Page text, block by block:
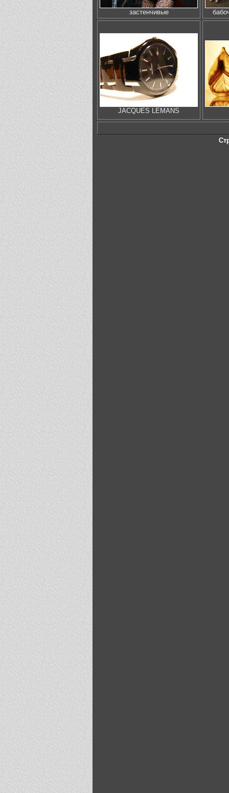
застенчивые
JACQUES LEMANS